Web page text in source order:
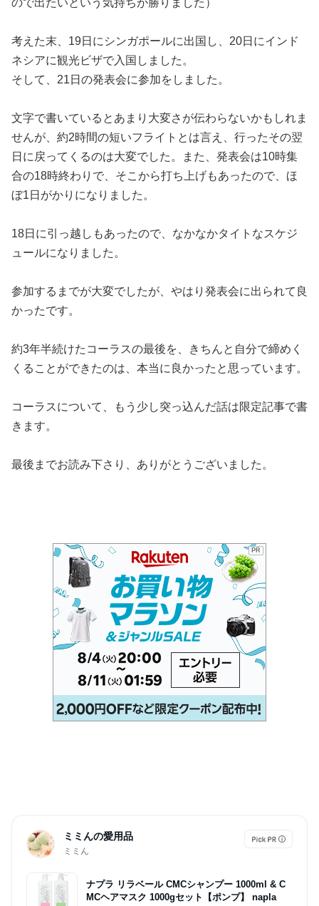
ので出たいという気持ちが勝りました）
考えた末、19日にシンガポールに出国し、20日にインド
ネシアに観光ビザで入国しました。
そして、21日の発表会に参加をしました。
文字で書いているとあまり大変さが伝わらないかもしれま
せんが、約2時間の短いフライトとは言え、行ったその翌
日に戻ってくるのは大変でした。また、発表会は10時集
合の18時終わりで、そこから打ち上げもあったので、ほ
ぼ1日がかりになりました。
18日に引っ越しもあったので、なかなかタイトなスケジ
ュールになりました。
参加するまでが大変でしたが、やはり発表会に出られて良
かったです。
約3年半続けたコーラスの最後を、きちんと自分で締めく
くることができたのは、本当に良かったと思っています。
コーラスについて、もう少し突っ込んだ話は限定記事で書
きます。
最後までお読み下さり、ありがとうございました。
PR
ミミんの愛用品
ミミん
ナプラ リラベール CMCシャンプー 1000ml & C
MCヘアマスク 1000gセット【ポンプ】 napla